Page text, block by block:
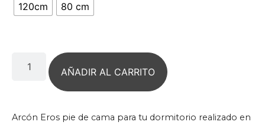
120cm 80 cm
AÑADIR AL CARRITO
Arcón Eros pie de cama para tu dormitorio realizado en